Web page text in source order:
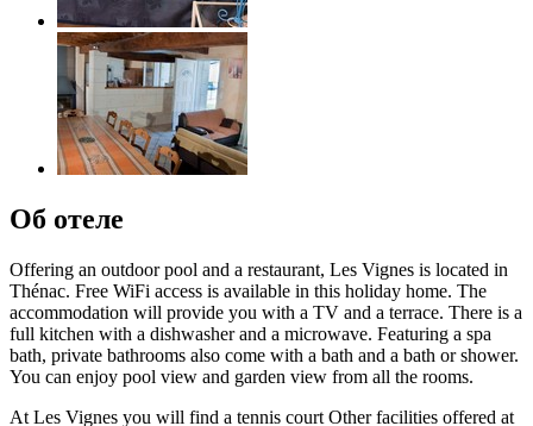
Об отеле
Offering an outdoor pool and a restaurant, Les Vignes is located in
Thénac. Free WiFi access is available in this holiday home. The
accommodation will provide you with a TV and a terrace. There is a
full kitchen with a dishwasher and a microwave. Featuring a spa
bath, private bathrooms also come with a bath and a bath or shower.
You can enjoy pool view and garden view from all the rooms.
At Les Vignes you will find a tennis court Other facilities offered at